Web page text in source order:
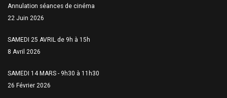
Annulation séances de cinéma
22 Juin 2026
SAMEDI 25 AVRIL de 9h à 15h
8 Avril 2026
SAMEDI 14 MARS - 9h30 à 11h30
26 Février 2026